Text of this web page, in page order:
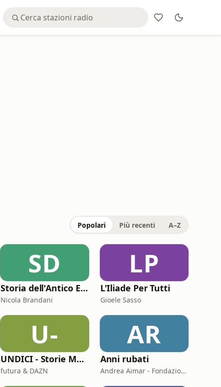
Popolari Più recenti A–Z
SD
Storia dell'Antico Egitto
Nicola Brandani
LP
L'Iliade Per Tutti
Gioele Sasso
U-
UNDICI - Storie Mondiali
futura & DAZN
AR
Anni rubati
Andrea Aimar - Fondazione Istituto piemontese Antonio Gramsci